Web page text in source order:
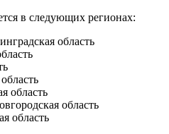
в следующих регионах:
область
область
область
область